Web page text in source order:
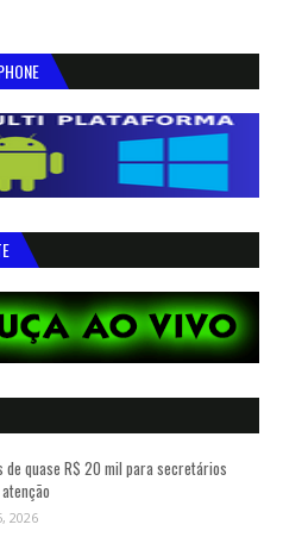
de quase R$ 20 mil para secretários
2026